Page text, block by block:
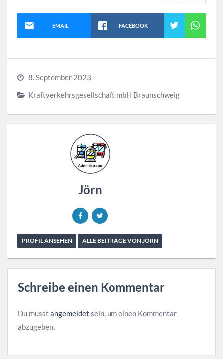
EMAIL FACEBOOK
8. September 2023
Kraftverkehrsgesellschaft mbH Braunschweig
Jörn
PROFIL ANSEHEN ALLE BEITRÄGE VON JÖRN
Schreibe einen Kommentar
Du musst angemeldet sein, um einen Kommentar
abzugeben.